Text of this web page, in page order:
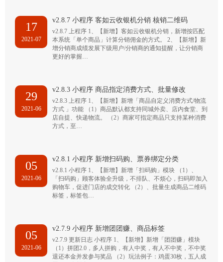
17
2021-07
v2.8.7 小程序 客如云收银机分销 核销二维码
v2.8.7 上程序 1、【新增】客如云收银机分销，新增按匹配
本系统「单个商品」计算分销佣金的方式。 2、【新增】新
增分销商成绩发展下级用户/分销商的通知提醒，让分销商
更好的掌握…
29
2021-06
v2.8.3 小程序 商品指定消费方式、批量修改
v2.8.3 上程序 1、【新增】新增「商品自定义消费方式/物流
方式 」功能 （1）商品默认都支持同城外卖、店内食堂、到
店自提、快递物流。 （2）商家可指定商品只支持某种消费
方式，至…
05
2021-06
v2.8.1 小程序 新增扫码购、票券绑定分类
v2.8.1 小程序 1、【新增】新增「扫码购」模块 （1）、
「扫码购」顾客体验全升级，不排队、不烦心，扫码即加入
购物车，促进门店的成交转化 （2）、批量生成商品二维码
标签，标签包…
05
2021-06
v2.7.9 小程序 新增团团赚、商品标签
v2.7.9 更新日志 小程序 1、【新增】新增「团团赚」模块
（1）拼团2.0，多人拼购，有人中奖，有人不中奖，不中奖
退还本金并发参与奖品 （2）玩法例子：鸡蛋30枚，五人成